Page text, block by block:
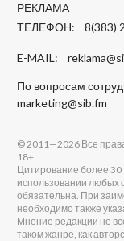
РЕКЛАМА
ТЕЛЕФОН: 8(383)
E-MAIL:
По вопросам
marketing@sib.fm
© 2011—2026 Все
18+
Цитирование более 30
использовании любых
обязательна. При
необходимо также
Мнение редакции не
таком жанре, как